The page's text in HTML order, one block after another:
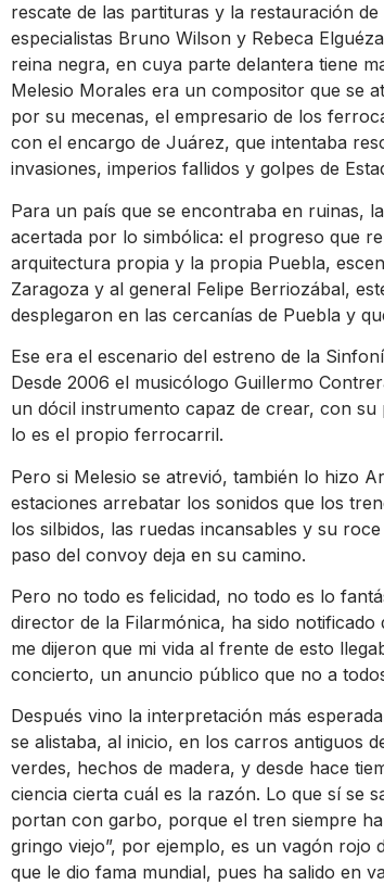
rescate de las partituras y la restauración
especialistas Bruno Wilson y Rebeca
reina negra, en cuya parte delantera tiene
Melesio Morales era un compositor que se
por su mecenas, el empresario de los
con el encargo de Juárez, que intentaba
invasiones, imperios fallidos y golpes de
Para un país que se encontraba en ruinas,
acertada por lo simbólica: el progreso que
arquitectura propia y la propia Puebla,
Zaragoza y al general Felipe Berriozábal,
desplegaron en las cercanías de Puebla y
Ese era el escenario del estreno de la
Desde 2006 el musicólogo Guillermo
un dócil instrumento capaz de crear, con
lo es el propio ferrocarril.
Pero si Melesio se atrevió, también lo hizo
estaciones arrebatar los sonidos que los
los silbidos, las ruedas incansables y su
paso del convoy deja en su camino.
Pero no todo es felicidad, no todo es lo
director de la Filarmónica, ha sido
me dijeron que mi vida al frente de esto
concierto, un anuncio público que no a
Después vino la interpretación más
se alistaba, al inicio, en los carros antiguos
verdes, hechos de madera, y desde hace
ciencia cierta cuál es la razón. Lo que sí se
portan con garbo, porque el tren siempre
gringo viejo”, por ejemplo, es un vagón
que le dio fama mundial, pues ha salido en